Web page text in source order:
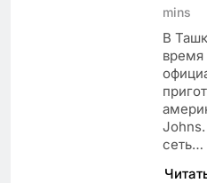
mins
В
время
Johns.
сеть…